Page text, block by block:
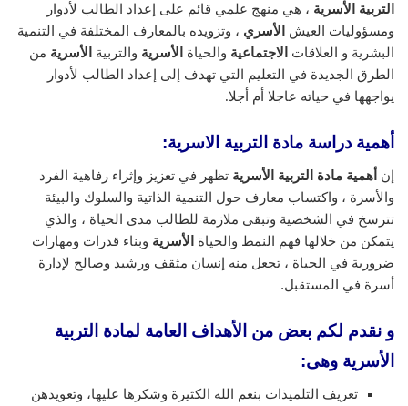
التربية الأسرية ، هي منهج علمي قائم على إعداد الطالب لأدوار
ومسؤوليات العيش
الأسري ، وتزويده بالمعارف المختلفة في التنمية
البشرية و العلاقات
الاجتماعية والحياة الأسرية والتربية الأسرية من
الطرق الجديدة في التعليم التي تهدف إلى إعداد الطالب لأدوار
يواجهها في حياته عاجلا أم أجلا.
أهمية دراسة مادة التربية الاسرية:
إن أهمية مادة التربية الأسرية تظهر في تعزيز وإثراء رفاهية الفرد
والأسرة ، واكتساب معارف حول التنمية الذاتية والسلوك والبيئة
تترسخ في الشخصية وتبقى ملازمة للطالب مدى الحياة ، والذي
يتمكن من خلالها فهم النمط والحياة الأسرية وبناء قدرات ومهارات
ضرورية في الحياة ، تجعل منه إنسان مثقف ورشيد وصالح لإدارة
أسرة في المستقبل.
و نقدم لكم بعض من الأهداف العامة لمادة التربية
الأسرية وهى:
تعريف التلميذات بنعم الله الكثيرة وشكرها عليها، وتعويدهن